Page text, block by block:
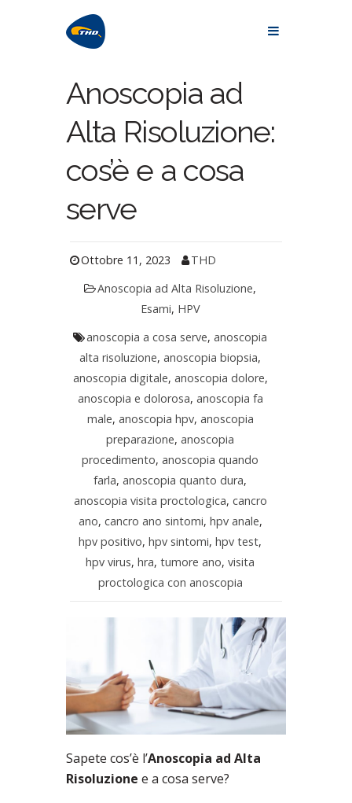
Anoscopia ad
Alta Risoluzione:
cos’è e a cosa
serve
Ottobre 11, 2023
THD
Anoscopia ad Alta Risoluzione,
Esami, HPV
anoscopia a cosa serve,anoscopia
alta risoluzione,anoscopia biopsia,
anoscopia digitale, anoscopia dolore,
anoscopia e dolorosa, anoscopia fa
male, anoscopia hpv, anoscopia
preparazione,anoscopia
procedimento,anoscopia quando
farla,anoscopia quanto dura,
anoscopia visita proctologica, cancro
ano, cancro ano sintomi, hpv anale,
hpv positivo,hpv sintomi,hpv test,
hpv virus,hra,tumore ano,visita
proctologica con anoscopia
Sapete cos’è l’Anoscopia ad Alta
Risoluzione e a cosa serve?